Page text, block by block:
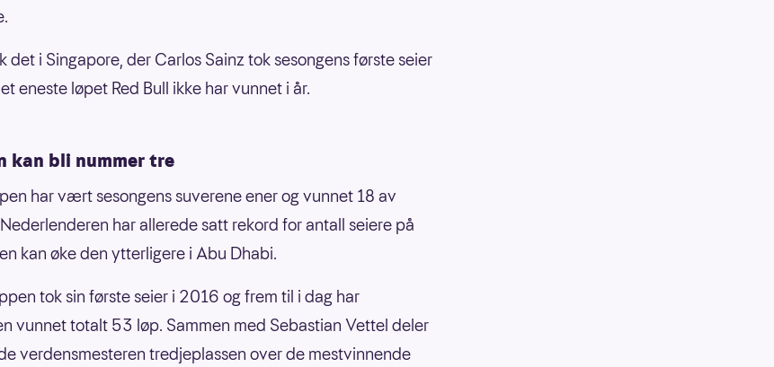
det i Singapore, der Carlos Sainz tok sesongens første seier
eneste løpet Red Bull ikke har vunnet i år.
kan bli nummer tre
har vært sesongens suverene ener og vunnet 18 av
har allerede satt rekord for antall seiere på
kan øke den ytterligere i Abu Dhabi.
tok sin første seier i 2016 og frem til i dag har
vunnet totalt 53 løp. Sammen med Sebastian Vettel deler
verdensmesteren tredjeplassen over de mestvinnende